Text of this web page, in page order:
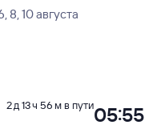
10 августа
05:55
2 д 13 ч 56 м в пути